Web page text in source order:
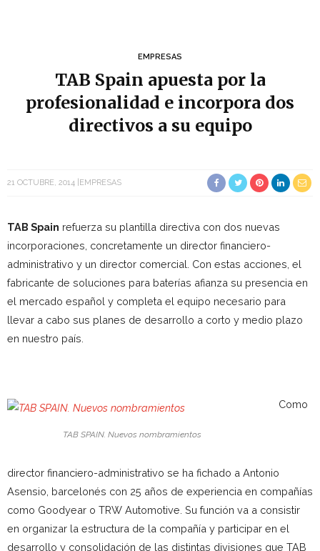
EMPRESAS
TAB Spain apuesta por la
profesionalidad e incorpora dos
directivos a su equipo
21 OCTUBRE, 2014 EMPRESAS
TAB Spain refuerza su plantilla directiva con dos nuevas
incorporaciones, concretamente un director financiero-
administrativo y un director comercial. Con estas acciones, el
fabricante de soluciones para baterías afianza su presencia en
el mercado español y completa el equipo necesario para
llevar a cabo sus planes de desarrollo a corto y medio plazo
en nuestro país.
TAB SPAIN. Nuevos nombramientos
Como
director financiero-administrativo se ha fichado a Antonio
Asensio, barcelonés con 25 años de experiencia en compañías
como Goodyear o TRW Automotive. Su función va a consistir
en organizar la estructura de la compañía y participar en el
desarrollo y consolidación de las distintas divisiones que TAB